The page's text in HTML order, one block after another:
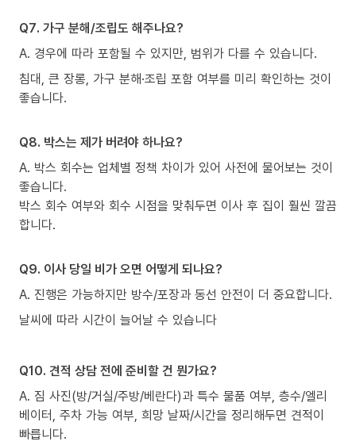
Q7. 가구 분해/조립도 해주나요?
A. 경우에 따라 포함될 수 있지만, 범위가 다를 수 있습니다.
침대, 큰 장롱, 가구 분해·조립 포함 여부를 미리 확인하는 것이
좋습니다.
Q8. 박스는 제가 버려야 하나요?
A. 박스 회수는 업체별 정책 차이가 있어 사전에 물어보는 것이
좋습니다.
박스 회수 여부와 회수 시점을 맞춰두면 이사 후 집이 훨씬 깔끔
합니다.
Q9. 이사 당일 비가 오면 어떻게 되나요?
A. 진행은 가능하지만 방수/포장과 동선 안전이 더 중요합니다.
날씨에 따라 시간이 늘어날 수 있습니다
Q10. 견적 상담 전에 준비할 건 뭔가요?
A. 짐 사진(방/거실/주방/베란다)과 특수 물품 여부, 층수/엘리
베이터, 주차 가능 여부, 희망 날짜/시간을 정리해두면 견적이
빠릅니다.